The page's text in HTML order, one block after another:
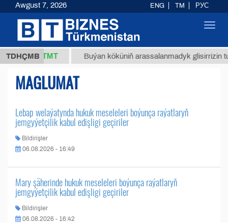
TDHÇMB
37,8 ТМТ Buýan köküniň arassalanmadyk glisirrizin
MAGLUMAT
Lebap welaýatynda hukuk meseleleri boýunça raýatlaryň
jemgyýetçilik kabul edişligi geçiriler
Bildirişler
06.08.2026 - 16:49
Mary şäherinde hukuk meseleleri boýunça raýatlaryň
jemgyýetçilik kabul edişligi geçiriler
Bildirişler
06.08.2026 - 16:42
Awgust 7, 2026 ENG TM РУС